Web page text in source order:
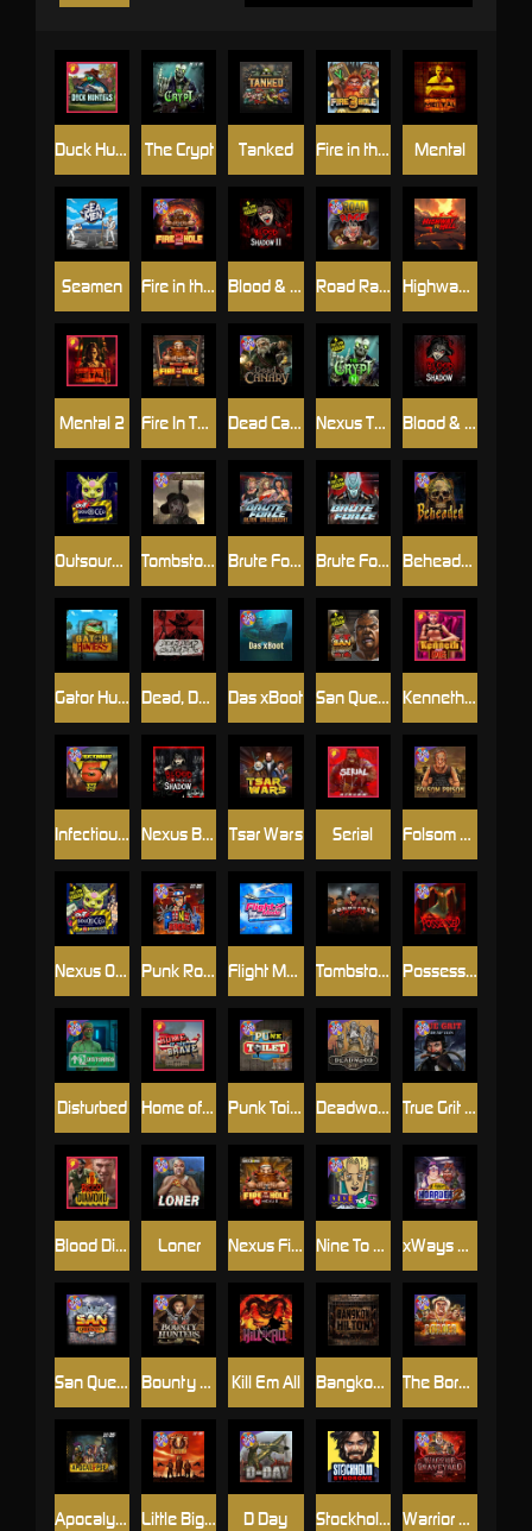
Nexus Blood & Shadow
Seamen
Kill Em All
Blood Diamond
Duck Hunters Fire in the Hole 3
Dead, Dead, or Deader
Nexus Fire In The Hole xBomb
Highway to Hell
Tsar Wars
Brute Force
Home of the Brave
Mental 2
Tombstone Slaughter
San Quentin 2: Death Row
Blood & Shadow
Blood & Shadow 2
Mental
Stockholm Syndrome
The Crypt
Apocalypse Super xNudge
Outsourced
Punk Rocker 2
Deadwood R.I.P
Beheaded
Bangkok Hilton
Brute Force: Alien Onslaught
Nexus Outsourced
Nexus The Crypt
Gator Hunters
Loner
Kenneth Must Die
Tombstone RIP
Fire in the Hole 2
Tanked
Fire In The Hole xBomb
Folsom Prison
Das xBoot
Road Rage
xWays Hoarder 2
Nine To Five
Bounty Hunters xNudge®
Warrior Graveyard xNudge
Flight Mode
Little Bighorn
San Quentin xWays
Serial
Punk Toilet
Possessed
Disturbed
Infectious 5 xWays
Dead Canary
True Grit Redemption
D Day
The Border